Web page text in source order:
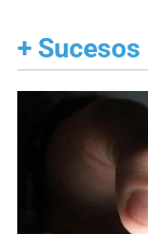
+ Sucesos